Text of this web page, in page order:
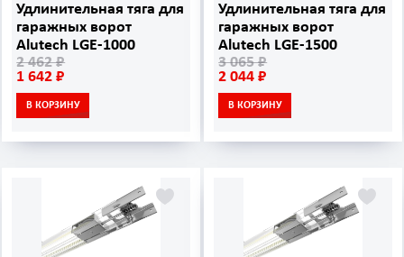
Удлинительная тяга для
гаражных ворот
Alutech LGE‑1000
2 462 ₽
1 642 ₽
В КОРЗИНУ
Удлинительная тяга для
гаражных ворот
Alutech LGE‑1500
3 065 ₽
2 044 ₽
В КОРЗИНУ